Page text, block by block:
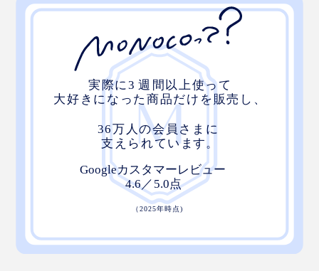
入浴後に、『572』の「薬用育毛剤」を使えば、頭皮
も、髪も、いっそう健やかに。